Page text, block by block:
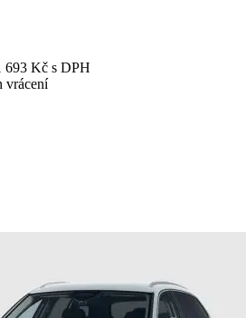
693 Kč s DPH
vrácení